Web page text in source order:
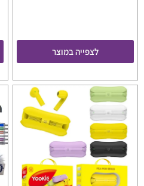
לצפייה במוצר